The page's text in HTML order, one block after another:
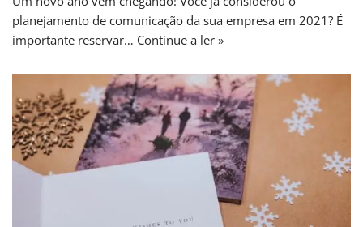
planejamento de comunicação da sua empresa em 2021? É
importante reservar… Continue a ler »